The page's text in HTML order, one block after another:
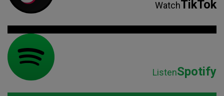
WatchTikTok
ListenSpotify